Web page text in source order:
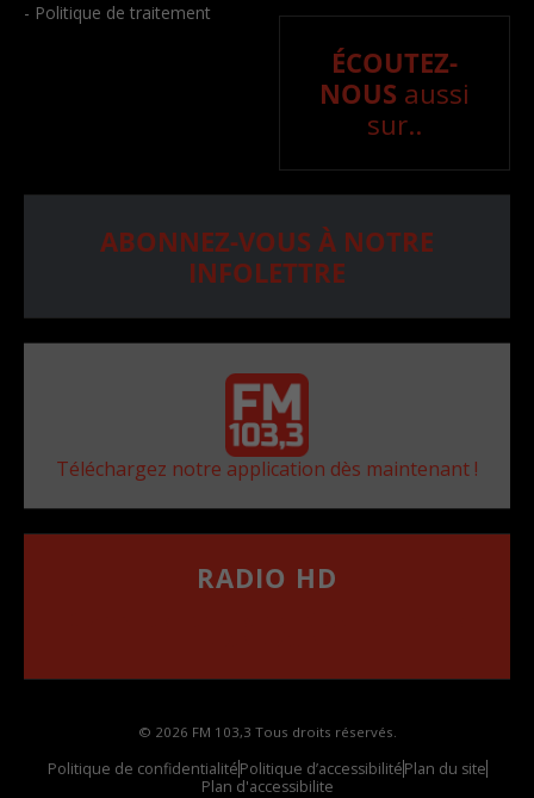
- Politique de traitement
ÉCOUTEZ-
NOUS aussi
sur..
ABONNEZ-VOUS À NOTRE
INFOLETTRE
Téléchargez notre application dès maintenant !
RADIO HD
© 2026 FM 103,3 Tous droits réservés.
Politique de confidentialitéPolitique d’accessibilitéPlan du site
Plan d'accessibilite